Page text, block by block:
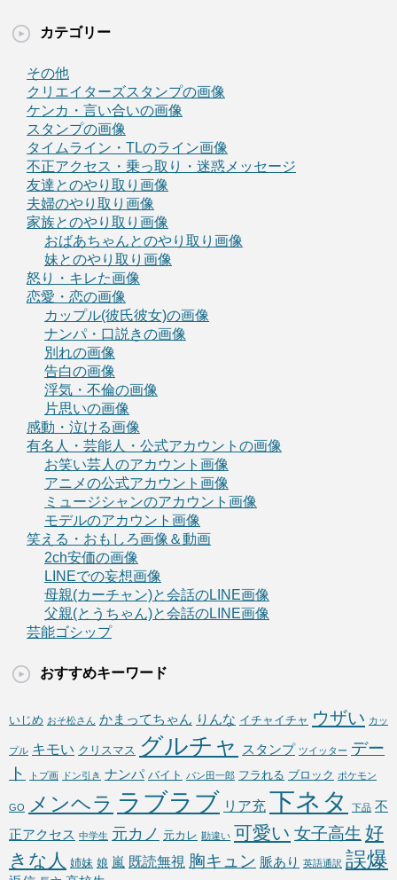
カテゴリー
その他
クリエイターズスタンプの画像
ケンカ・言い合いの画像
スタンプの画像
タイムライン・TLのライン画像
不正アクセス・乗っ取り・迷惑メッセージ
友達とのやり取り画像
夫婦のやり取り画像
家族とのやり取り画像
おばあちゃんとのやり取り画像
妹とのやり取り画像
怒り・キレた画像
恋愛・恋の画像
カップル(彼氏彼女)の画像
ナンパ・口説きの画像
別れの画像
告白の画像
浮気・不倫の画像
片思いの画像
感動・泣ける画像
有名人・芸能人・公式アカウントの画像
お笑い芸人のアカウント画像
アニメの公式アカウント画像
ミュージシャンのアカウント画像
モデルのアカウント画像
笑える・おもしろ画像＆動画
2ch安価の画像
LINEでの妄想画像
母親(カーチャン)と会話のLINE画像
父親(とうちゃん)と会話のLINE画像
芸能ゴシップ
おすすめキーワード
いじめ おそ松さん かまってちゃん りんな イチャイチャ ウザい カッ
プル キモい クリスマス グルチャ スタンプ ツイッター デー
ト
トプ画 ドン引き ナンパ バイト パン田一郎 フラれる ブロック ポケモン
GO メンヘラ ラブラブ リア充 下ネタ 下品 不
正アクセス 中学生 元カノ 元カレ 勘違い 可愛い 女子高生 好
きな人 姉妹 娘 嵐 既読無視 胸キュン 脈あり 英語通訳 誤爆